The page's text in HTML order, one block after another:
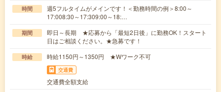
時間
週5フルタイムがメインです！＜勤務時間の例＞8:00～
17:008:30～17:309:00～18:…
期間
即日～長期 ★応募から「最短2日後」に勤務OK！スタート
日はご相談ください。★急募です！
時給 時給1150円～1350円 ★Wワーク不可
交通費
交通費全額支給